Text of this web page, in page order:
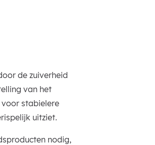
de zuiverheid
van het
voor stabielere
uitziet.
nodig,